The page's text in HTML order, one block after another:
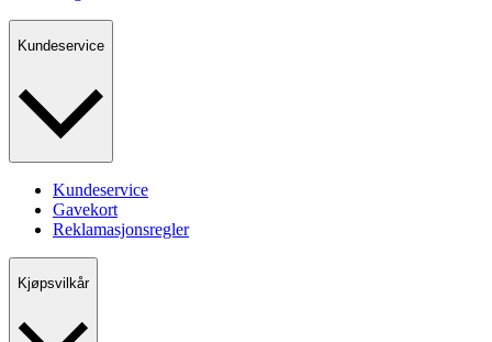
Kundeservice
Kundeservice
Gavekort
Reklamasjonsregler
Kjøpsvilkår